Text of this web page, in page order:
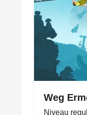
Weg
Niveau